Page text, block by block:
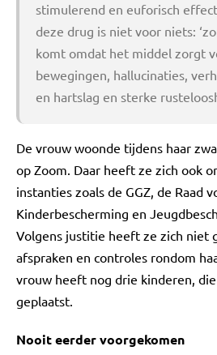
stimulerend en euforisch
deze drug is niet voor niets:
komt omdat het middel zorgt
bewegingen, hallucinaties,
en hartslag en sterke
De vrouw woonde tijdens haar
op Zoom. Daar heeft ze zich ook
instanties zoals de GGZ, de Raad
Kinderbescherming en
Volgens justitie heeft ze zich niet
afspraken en controles rondom
vrouw heeft nog drie kinderen,
geplaatst.
Nooit eerder voorgekomen